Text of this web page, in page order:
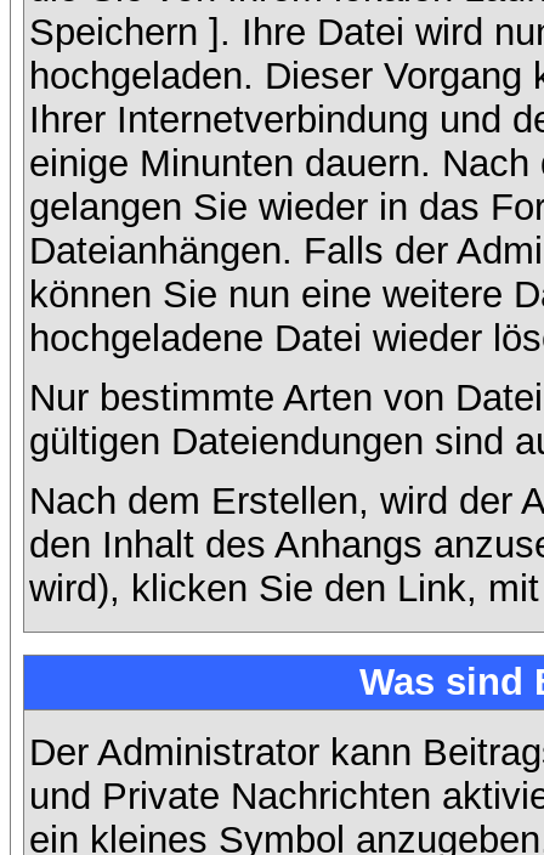
Speichern ]. Ihre Datei wird
hochgeladen. Dieser
Ihrer Internetverbindung und
einige Minunten dauern.
gelangen Sie wieder in das
Dateianhängen. Falls der
können Sie nun eine weitere
hochgeladene Datei wieder
Nur bestimmte Arten von
gültigen Dateiendungen sind
Nach dem Erstellen, wird der
den Inhalt des Anhangs
wird), klicken Sie den Link,
Was sind
Der Administrator kann
und Private Nachrichten
ein kleines Symbol